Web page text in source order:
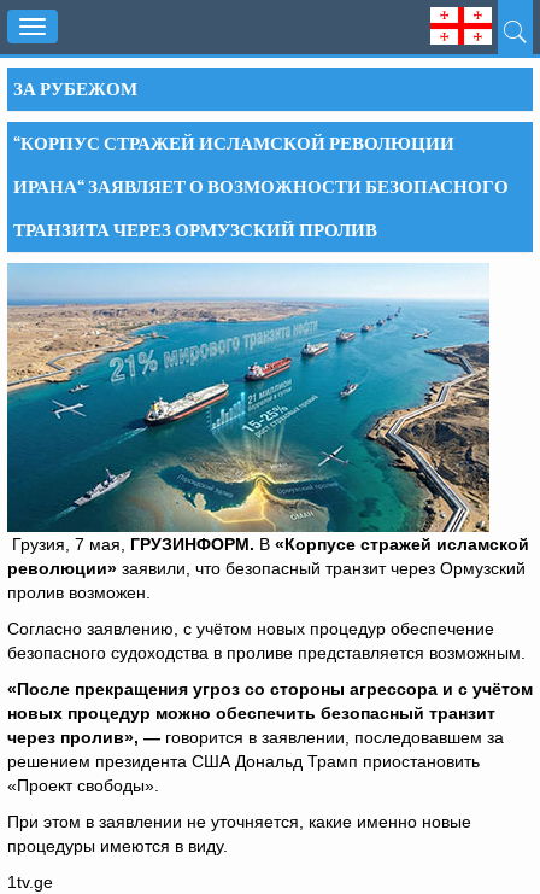
Toggle
navigation
ЗА РУБЕЖОМ
“КОРПУС СТРАЖЕЙ ИСЛАМСКОЙ РЕВОЛЮЦИИ
ИРАНА“ ЗАЯВЛЯЕТ О ВОЗМОЖНОСТИ БЕЗОПАСНОГО
ТРАНЗИТА ЧЕРЕЗ ОРМУЗСКИЙ ПРОЛИВ
Грузия, 7 мая, ГРУЗИНФОРМ. В «Корпусе стражей исламской
революции» заявили, что безопасный транзит через Ормузский
пролив возможен.
Согласно заявлению, с учётом новых процедур обеспечение
безопасного судоходства в проливе представляется возможным.
«После прекращения угроз со стороны агрессора и с учётом
новых процедур можно обеспечить безопасный транзит
через пролив», — говорится в заявлении, последовавшем за
решением президента США Дональд Трамп приостановить
«Проект свободы».
При этом в заявлении не уточняется, какие именно новые
процедуры имеются в виду.
1tv.ge